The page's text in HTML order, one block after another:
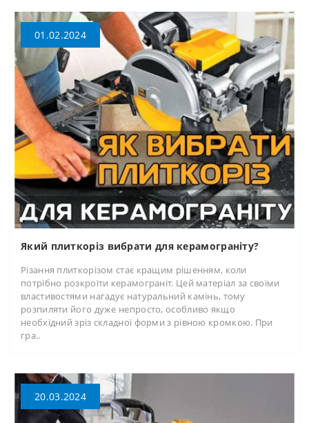
01.02.2024
Який плиткоріз вибрати для керамограніту?
Різання плиткорізом стає кращим рішенням, коли
потрібно розкроїти керамограніт. Цей матеріал за своїми
властивостями нагадує натуральний камінь, тому
розпиляти його дуже непросто, особливо якщо
необхідний зріз складної форми з рівною кромкою. При
гра..
20.03.2024